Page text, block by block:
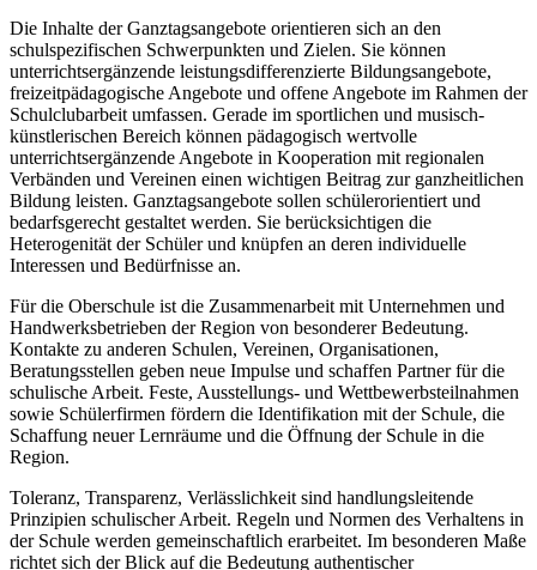
Die Inhalte der Ganztagsangebote orientieren sich an den
schulspezifischen Schwerpunkten und Zielen. Sie können
unterrichtsergänzende leistungsdifferenzierte Bildungsangebote,
freizeitpädagogische Angebote und offene Angebote im Rahmen der
Schulclubarbeit umfassen. Gerade im sportlichen und musisch-
künstlerischen Bereich können pädagogisch wertvolle
unterrichtsergänzende Angebote in Kooperation mit regionalen
Verbänden und Vereinen einen wichtigen Beitrag zur ganzheitlichen
Bildung leisten. Ganztagsangebote sollen schülerorientiert und
bedarfsgerecht gestaltet werden. Sie berücksichtigen die
Heterogenität der Schüler und knüpfen an deren individuelle
Interessen und Bedürfnisse an.
Für die Oberschule ist die Zusammenarbeit mit Unternehmen und
Handwerksbetrieben der Region von besonderer Bedeutung.
Kontakte zu anderen Schulen, Vereinen, Organisationen,
Beratungsstellen geben neue Impulse und schaffen Partner für die
schulische Arbeit. Feste, Ausstellungs- und Wettbewerbsteilnahmen
sowie Schülerfirmen fördern die Identifikation mit der Schule, die
Schaffung neuer Lernräume und die Öffnung der Schule in die
Region.
Toleranz, Transparenz, Verlässlichkeit sind handlungsleitende
Prinzipien schulischer Arbeit. Regeln und Normen des Verhaltens in
der Schule werden gemeinschaftlich erarbeitet. Im besonderen Maße
richtet sich der Blick auf die Bedeutung authentischer